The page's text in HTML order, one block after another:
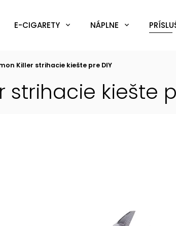
E-CIGARETY NÁPLNE
Killer strihacie kiešte pre DIY
strihacie kiešte